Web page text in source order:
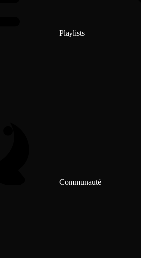
Playlists
Communauté